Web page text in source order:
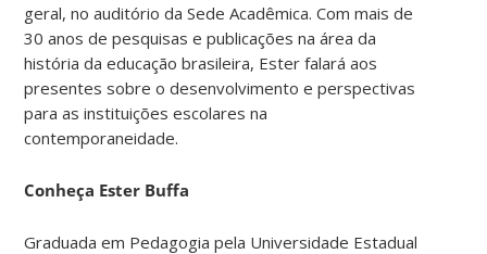
geral, no auditório da Sede Acadêmica. Com mais de
30 anos de pesquisas e publicações na área da
história da educação brasileira, Ester falará aos
presentes sobre o desenvolvimento e perspectivas
para as instituições escolares na
contemporaneidade.
Conheça Ester Buffa
Graduada em Pedagogia pela Universidade Estadual